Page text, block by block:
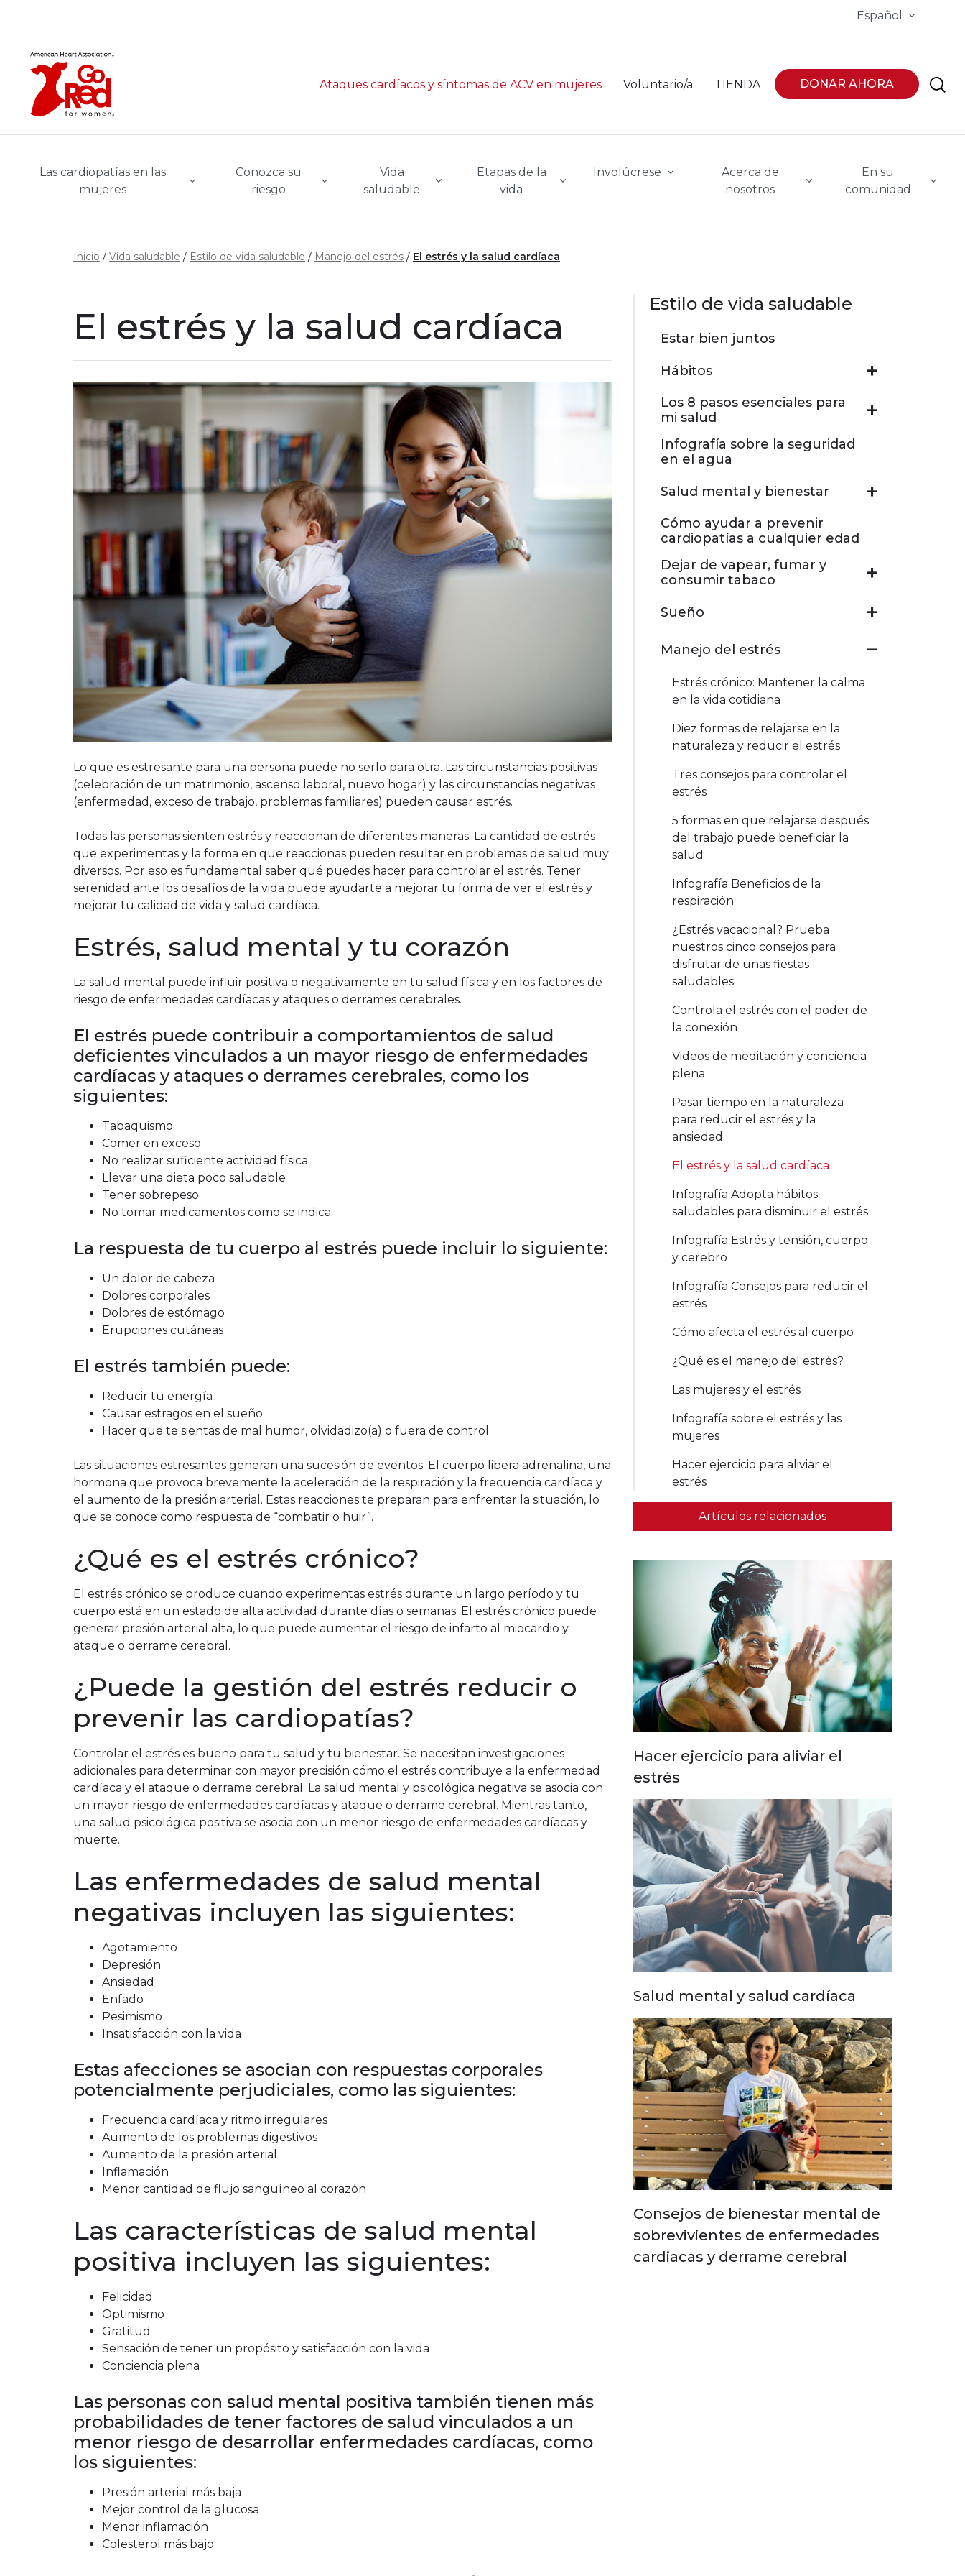
Español
Ataques cardíacos y síntomas de ACV en mujeres Voluntario/a TIENDA DONAR AHORA
Las cardiopatías en las
mujeres
Conozca su
riesgo
Vida
saludable
Etapas de la
vida
Involúcrese
Acerca de
nosotros
En su
comunidad
Inicio Vida saludable Estilo de vida saludable Manejo del estrés El estrés y la salud cardíaca
El estrés y la salud cardíaca
Lo que es estresante para una persona puede no serlo para otra. Las circunstancias positivas
(celebración de un matrimonio, ascenso laboral, nuevo hogar) y las circunstancias negativas
(enfermedad, exceso de trabajo, problemas familiares) pueden causar estrés.
Todas las personas sienten estrés y reaccionan de diferentes maneras. La cantidad de estrés
que experimentas y la forma en que reaccionas pueden resultar en problemas de salud muy
diversos. Por eso es fundamental saber qué puedes hacer para controlar el estrés. Tener
serenidad ante los desafíos de la vida puede ayudarte a mejorar tu forma de ver el estrés y
mejorar tu calidad de vida y salud cardíaca.
Estrés, salud mental y tu corazón
La salud mental puede influir positiva o negativamente en tu salud física y en los factores de
riesgo de enfermedades cardíacas y ataques o derrames cerebrales.
El estrés puede contribuir a comportamientos de salud
deficientes vinculados a un mayor riesgo de enfermedades
cardíacas y ataques o derrames cerebrales, como los
siguientes:
Tabaquismo
Comer en exceso
No realizar suficiente actividad física
Llevar una dieta poco saludable
Tener sobrepeso
No tomar medicamentos como se indica
La respuesta de tu cuerpo al estrés puede incluir lo siguiente:
Un dolor de cabeza
Dolores corporales
Dolores de estómago
Erupciones cutáneas
El estrés también puede:
Reducir tu energía
Causar estragos en el sueño
Hacer que te sientas de mal humor, olvidadizo(a) o fuera de control
Las situaciones estresantes generan una sucesión de eventos. El cuerpo libera adrenalina, una
hormona que provoca brevemente la aceleración de la respiración y la frecuencia cardíaca y
el aumento de la presión arterial. Estas reacciones te preparan para enfrentar la situación, lo
que se conoce como respuesta de “combatir o huir”.
¿Qué es el estrés crónico?
El estrés crónico se produce cuando experimentas estrés durante un largo período y tu
cuerpo está en un estado de alta actividad durante días o semanas. El estrés crónico puede
generar presión arterial alta, lo que puede aumentar el riesgo de infarto al miocardio y
ataque o derrame cerebral.
¿Puede la gestión del estrés reducir o
prevenir las cardiopatías?
Controlar el estrés es bueno para tu salud y tu bienestar. Se necesitan investigaciones
adicionales para determinar con mayor precisión cómo el estrés contribuye a la enfermedad
cardíaca y el ataque o derrame cerebral. La salud mental y psicológica negativa se asocia con
un mayor riesgo de enfermedades cardíacas y ataque o derrame cerebral. Mientras tanto,
una salud psicológica positiva se asocia con un menor riesgo de enfermedades cardíacas y
muerte.
Las enfermedades de salud mental
negativas incluyen las siguientes:
Agotamiento
Depresión
Ansiedad
Enfado
Pesimismo
Insatisfacción con la vida
Estas afecciones se asocian con respuestas corporales
potencialmente perjudiciales, como las siguientes:
Frecuencia cardíaca y ritmo irregulares
Aumento de los problemas digestivos
Aumento de la presión arterial
Inflamación
Menor cantidad de flujo sanguíneo al corazón
Las características de salud mental
positiva incluyen las siguientes:
Felicidad
Optimismo
Gratitud
Sensación de tener un propósito y satisfacción con la vida
Conciencia plena
Las personas con salud mental positiva también tienen más
probabilidades de tener factores de salud vinculados a un
menor riesgo de desarrollar enfermedades cardíacas, como
los siguientes:
Presión arterial más baja
Mejor control de la glucosa
Menor inflamación
Colesterol más bajo
Estilo de vida saludable
Estar bien juntos
Hábitos
Los 8 pasos esenciales para
mi salud
Infografía sobre la seguridad
en el agua
Salud mental y bienestar
Cómo ayudar a prevenir
cardiopatías a cualquier edad
Dejar de vapear, fumar y
consumir tabaco
Sueño
Manejo del estrés
Estrés crónico: Mantener la calma
en la vida cotidiana
Diez formas de relajarse en la
naturaleza y reducir el estrés
Tres consejos para controlar el
estrés
5 formas en que relajarse después
del trabajo puede beneficiar la
salud
Infografía Beneficios de la
respiración
¿Estrés vacacional? Prueba
nuestros cinco consejos para
disfrutar de unas fiestas
saludables
Controla el estrés con el poder de
la conexión
Videos de meditación y conciencia
plena
Pasar tiempo en la naturaleza
para reducir el estrés y la
ansiedad
El estrés y la salud cardíaca
Infografía Adopta hábitos
saludables para disminuir el estrés
Infografía Estrés y tensión, cuerpo
y cerebro
Infografía Consejos para reducir el
estrés
Cómo afecta el estrés al cuerpo
¿Qué es el manejo del estrés?
Las mujeres y el estrés
Infografía sobre el estrés y las
mujeres
Hacer ejercicio para aliviar el
estrés
Artículos relacionados
Hacer ejercicio para aliviar el
estrés
Salud mental y salud cardíaca
Consejos de bienestar mental de
sobrevivientes de enfermedades
cardiacas y derrame cerebral